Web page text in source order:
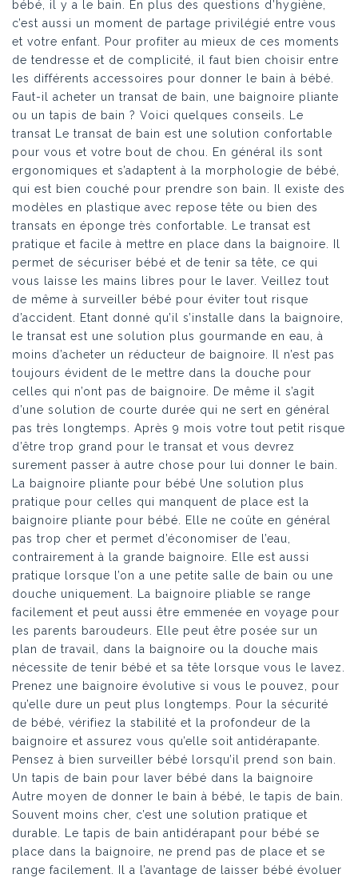
bébé, il y a le bain. En plus des questions d’hygiène,
c’est aussi un moment de partage privilégié entre vous
et votre enfant. Pour profiter au mieux de ces moments
de tendresse et de complicité, il faut bien choisir entre
les différents accessoires pour donner le bain à bébé.
Faut-il acheter un transat de bain, une baignoire pliante
ou un tapis de bain ? Voici quelques conseils. Le
transat Le transat de bain est une solution confortable
pour vous et votre bout de chou. En général ils sont
ergonomiques et s’adaptent à la morphologie de bébé,
qui est bien couché pour prendre son bain. Il existe des
modèles en plastique avec repose tête ou bien des
transats en éponge très confortable. Le transat est
pratique et facile à mettre en place dans la baignoire. Il
permet de sécuriser bébé et de tenir sa tête, ce qui
vous laisse les mains libres pour le laver. Veillez tout
de même à surveiller bébé pour éviter tout risque
d’accident. Etant donné qu’il s’installe dans la baignoire,
le transat est une solution plus gourmande en eau, à
moins d’acheter un réducteur de baignoire. Il n’est pas
toujours évident de le mettre dans la douche pour
celles qui n’ont pas de baignoire. De même il s’agit
d’une solution de courte durée qui ne sert en général
pas très longtemps. Après 9 mois votre tout petit risque
d’être trop grand pour le transat et vous devrez
surement passer à autre chose pour lui donner le bain.
La baignoire pliante pour bébé Une solution plus
pratique pour celles qui manquent de place est la
baignoire pliante pour bébé. Elle ne coûte en général
pas trop cher et permet d’économiser de l’eau,
contrairement à la grande baignoire. Elle est aussi
pratique lorsque l’on a une petite salle de bain ou une
douche uniquement. La baignoire pliable se range
facilement et peut aussi être emmenée en voyage pour
les parents baroudeurs. Elle peut être posée sur un
plan de travail, dans la baignoire ou la douche mais
nécessite de tenir bébé et sa tête lorsque vous le lavez.
Prenez une baignoire évolutive si vous le pouvez, pour
qu’elle dure un peut plus longtemps. Pour la sécurité
de bébé, vérifiez la stabilité et la profondeur de la
baignoire et assurez vous qu’elle soit antidérapante.
Pensez à bien surveiller bébé lorsqu’il prend son bain.
Un tapis de bain pour laver bébé dans la baignoire
Autre moyen de donner le bain à bébé, le tapis de bain.
Souvent moins cher, c’est une solution pratique et
durable. Le tapis de bain antidérapant pour bébé se
place dans la baignoire, ne prend pas de place et se
range facilement. Il a l’avantage de laisser bébé évoluer